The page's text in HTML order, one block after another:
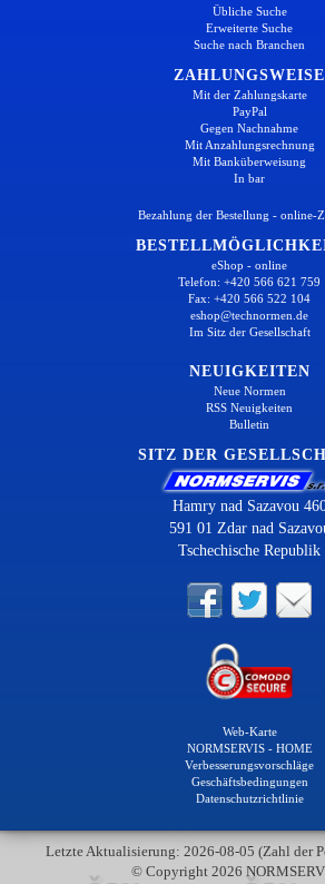
Übliche Suche
Erweiterte Suche
Suche nach Branchen
ZAHLUNGSWEISE
Mit der Zahlungskarte
PayPal
Gegen Nachnahme
Mit Anzahlungsrechnung
Mit Banküberweisung
In bar
Bezahlung der Bestellung - online-
eShop - online
Telefon: +420 566 621 759
Fax: +420 566 522 104
eshop@technormen.de
Im Sitz der Gesellschaft
NEUIGKEITEN
Neue Normen
RSS Neuigkeiten
Bulletin
SITZ DER
Hamry nad Sazavou
591 01 Zdar nad
Tschechische Republik
Web-Karte
NORMSERVIS - HOME
Verbesserungsvorschläge
Geschäftsbedingungen
Datenschutzrichtlinie
Letzte Aktualisierung: 2026-08-05 (Zahl der
© Copyright 2026